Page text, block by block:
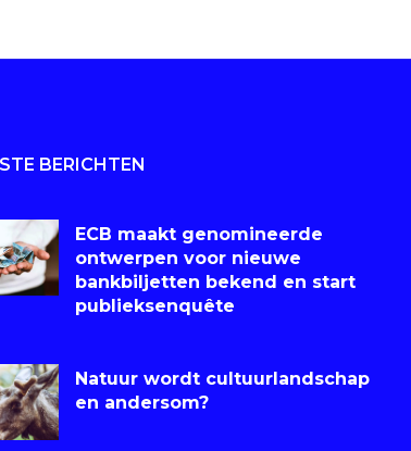
BERICHTEN
ECB maakt genomineerde
ontwerpen voor nieuwe
bankbiljetten bekend en start
publieksenquête
Natuur wordt cultuurlandschap
en andersom?